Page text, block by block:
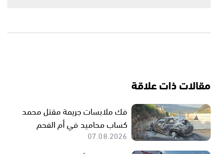
مقالات ذات علاقة
فك ملابسات جريمة مقتل محمد
كساب محاميد في أم الفحم
07.08.2026